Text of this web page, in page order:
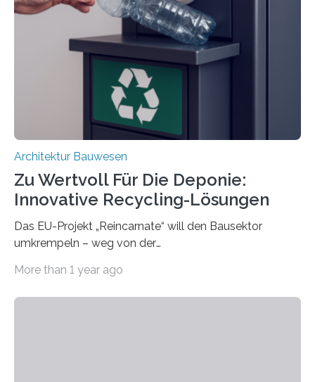
resilient verbinden und bei Bedarf einfach voneinander
trennen. Der Fokus lag auf der Verbindung von
Bauteilen mit unterschiedlicher Lebensdauer, bei denen
irreversible Verbindungen den Austausch üblicherweise
erschweren. Hierzu untersuchten die Forschenden zwei
unterschiedliche Zugänge. Einerseits klebten sie…
Architektur Bauwesen
Zu Wertvoll Für Die Deponie:
Innovative Recycling-Lösungen
Das EU-Projekt „Reincarnate“ will den Bausektor
umkrempeln – weg von der
Kreislaufwirtschaft Bei dem schwedischen
More than 1 year ago